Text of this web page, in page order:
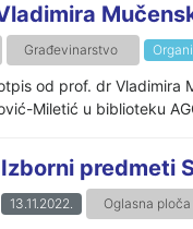
Građevinarstvo
od prof. dr
Miletić u biblioteku
Izborni predmeti
13.11.2022. Oglasna ploča